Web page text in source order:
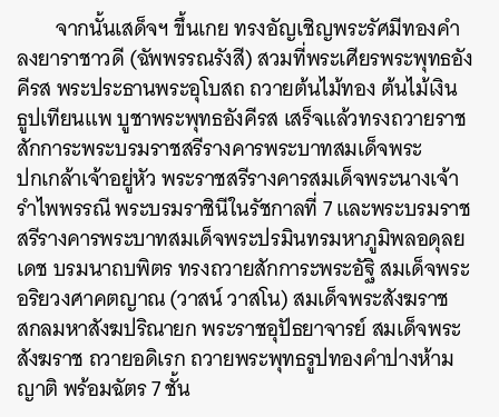
จากนั้นเสด็จฯ ขึ้นเกย ทรงอัญเชิญพระรัศมีทองคำ
ลงยาราชาวดี (ฉัพพรรณรังสี) สวมที่พระเศียรพระพุทธอัง
คีรส พระประธานพระอุโบสถ ถวายต้นไม้ทอง ต้นไม้เงิน
ธูปเทียนแพ บูชาพระพุทธอังคีรส เสร็จแล้วทรงถวายราช
สักการะพระบรมราชสรีรางคารพระบาทสมเด็จพระ
ปกเกล้าเจ้าอยู่หัว พระราชสรีรางคารสมเด็จพระนางเจ้า
รำไพพรรณี พระบรมราชินีในรัชกาลที่ 7 และพระบรมราช
สรีรางคารพระบาทสมเด็จพระปรมินทรมหาภูมิพลอดุลย
เดช บรมนาถบพิตร ทรงถวายสักการะพระอัฐิ สมเด็จพระ
อริยวงศาคตญาณ (วาสน์ วาสโน) สมเด็จพระสังฆราช
สกลมหาสังฆปริณายก พระราชอุปัธยาจารย์ สมเด็จพระ
สังฆราช ถวายอดิเรก ถวายพระพุทธรูปทองคำปางห้าม
ญาติ พร้อมฉัตร 7 ชั้น